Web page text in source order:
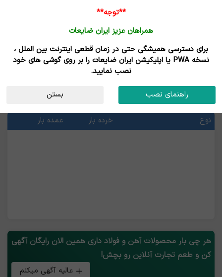
خرید و فروش محصولات آهن و فولاد
قیمت محصولات آهن و فولاد
آخرین قیمت ها
نوع
خرده بار عمده بار
هر چی بار محصولات آهن و فولاد داری همین الان رایگان آگهی
کن و طعم تجارت آنلاین رو بچش!
عالیه آگهی میکنم
**توجه**
همراهان عزیز ایران ضایعات
برای دسترسی همیشگی حتی در زمان قطعی اینترنت بین الملل ،
نسخه PWA یا اپلیکیشن ایران ضایعات را بر روی گوشی های خود
نصب نمایید.
راهنمای نصب بستن